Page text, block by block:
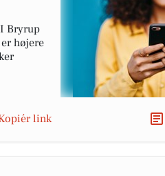
Bryrup
højere
link